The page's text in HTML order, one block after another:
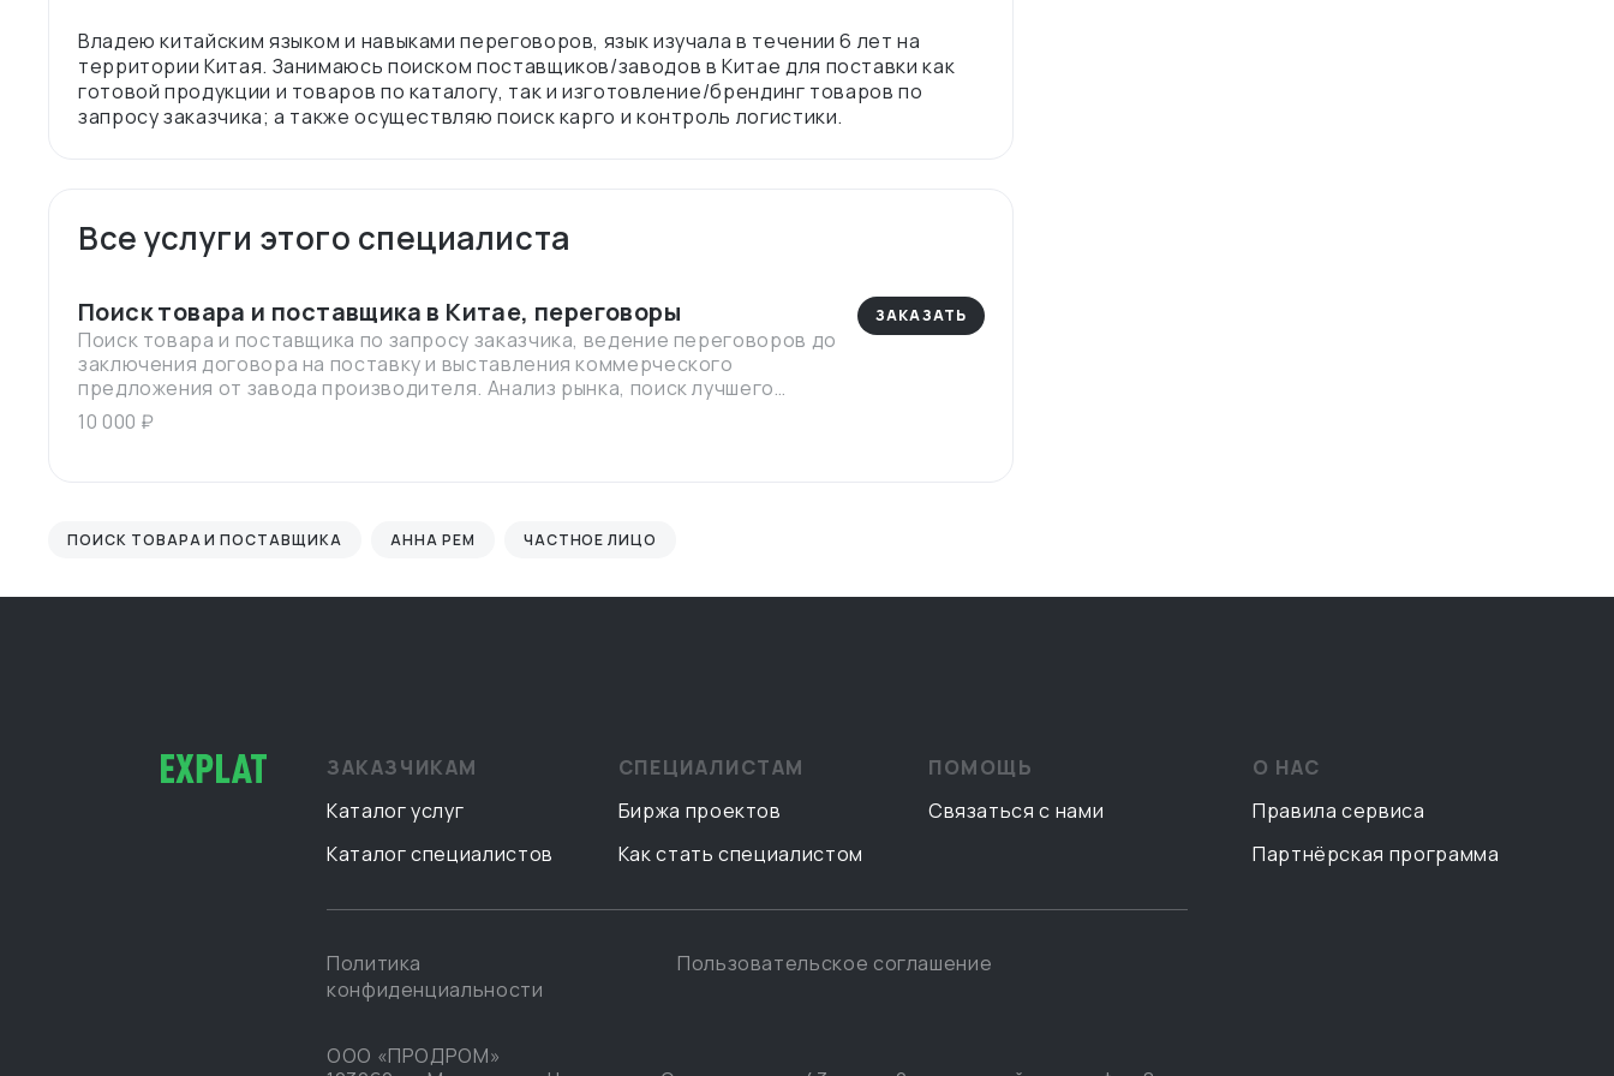
Владею китайским языком и навыками переговоров, язык изучала в течении 6 лет на
территории Китая. Занимаюсь поиском поставщиков/заводов в Китае для поставки как
готовой продукции и товаров по каталогу, так и изготовление/брендинг товаров по
Все услуги этого специалиста
Поиск товара и поставщика в Китае, переговоры
Поиск товара и поставщика по запросу заказчика, ведение переговоров до
заключения договора на поставку и выставления коммерческого
предложения от завода производителя. Анализ рынка, поиск лучшего
предложения в соотношении цена и качество.
10 000 ₽
ЗАКАЗАТЬ
ПОИСК ТОВАРА И ПОСТАВЩИКА АННА РЕМ ЧАСТНОЕ ЛИЦО
ЗАКАЗЧИКАМ
Каталог услуг
Каталог специалистов
СПЕЦИАЛИСТАМ
Биржа проектов
Как стать специалистом
ПОМОЩЬ
Связаться с нами
Политика
конфиденциальности
Пользовательское соглашение
ООО «ПРОДРОМ»
О НАС
Правила сервиса
Партнёрская программа